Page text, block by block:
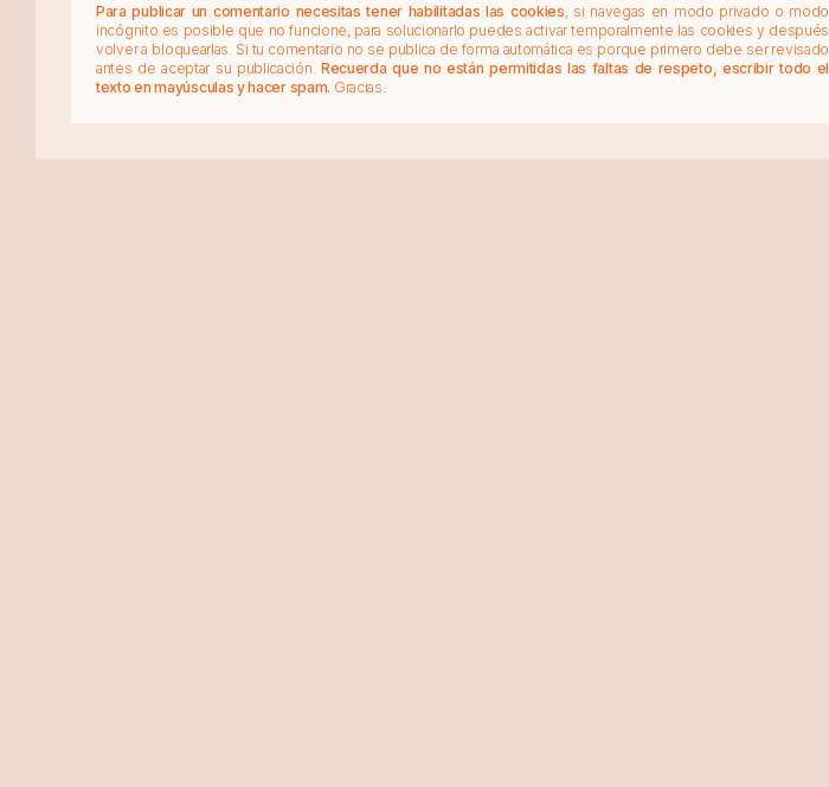
Para publicar un comentario necesitas tener habilitadas las cookies , si navegas en modo privado o modo
incógnito es posible que no funcione, para solucionarlo puedes activar temporalmente las cookies y después
volver a bloquearlas. Si tu comentario no se publica de forma automática es porque primero debe ser revisado
antes de aceptar su publicación. Recuerda que no están permitidas las faltas de respeto, escribir todo el
texto en mayúsculas y hacer spam. Gracias.